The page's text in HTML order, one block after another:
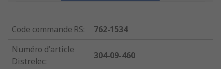
Code commande RS:
762-1534
Numéro d'article
Distrelec:
304-09-460